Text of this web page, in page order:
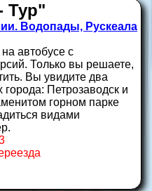
Тур"
Водопады, Рускеала
автобусе с
Только вы решаете,
Вы увидите два
Петрозаводск и
горном парке
видами